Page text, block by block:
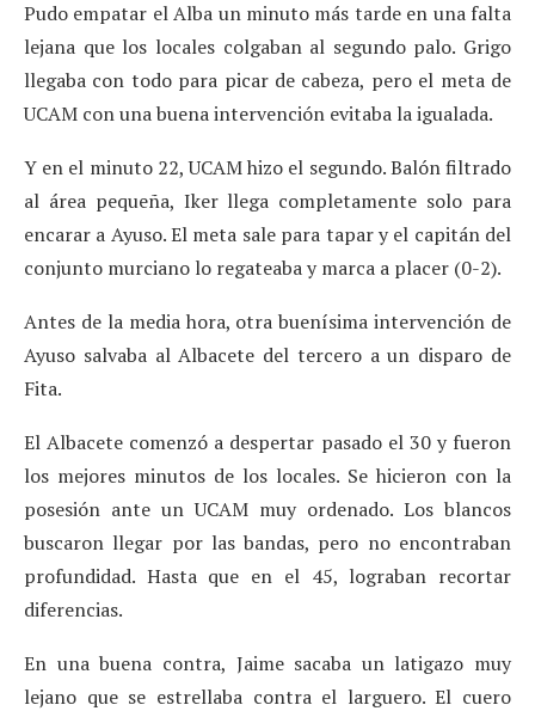
Pudo empatar el Alba un minuto más tarde en una falta
lejana que los locales colgaban al segundo palo. Grigo
llegaba con todo para picar de cabeza, pero el meta de
UCAM con una buena intervención evitaba la igualada.
Y en el minuto 22, UCAM hizo el segundo. Balón filtrado
al área pequeña, Iker llega completamente solo para
encarar a Ayuso. El meta sale para tapar y el capitán del
conjunto murciano lo regateaba y marca a placer (0-2).
Antes de la media hora, otra buenísima intervención de
Ayuso salvaba al Albacete del tercero a un disparo de
Fita.
El Albacete comenzó a despertar pasado el 30 y fueron
los mejores minutos de los locales. Se hicieron con la
posesión ante un UCAM muy ordenado. Los blancos
buscaron llegar por las bandas, pero no encontraban
profundidad. Hasta que en el 45, lograban recortar
diferencias.
En una buena contra, Jaime sacaba un latigazo muy
lejano que se estrellaba contra el larguero. El cuero